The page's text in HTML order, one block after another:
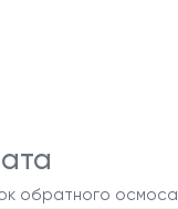
обратного осмоса